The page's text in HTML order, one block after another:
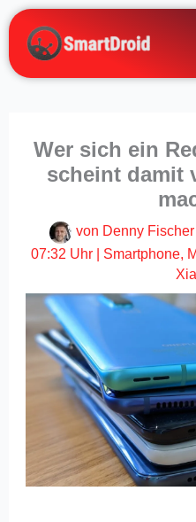
Zum
Inhalt
springen
Wer sich ein
scheint damit
von Denny Fischer
07:32 Uhr| Smartphone,